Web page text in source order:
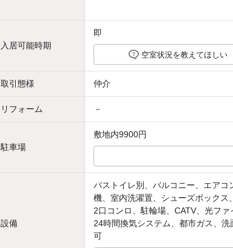
入居可能時期
即
空室状況を教えてほしい
取引態様 仲介
リフォーム －
駐車場
敷地内9900円
設備
バストイレ別、バルコニー、エア
機、室内洗濯置、シューズボックス
2口コンロ、駐輪場、CATV、光フ
24時間換気システム、都市ガス、
可